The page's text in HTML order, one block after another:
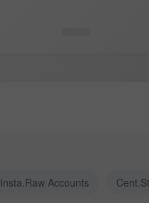
Insta.Raw Accounts